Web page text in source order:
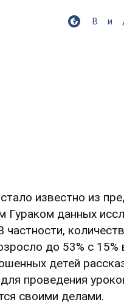
известно из
Гураком данных
частности,
до 53% с
детей
проведения
своими делами.